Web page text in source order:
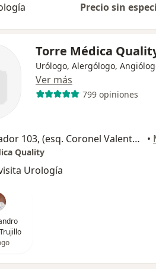
Precio sin
Torre Médica
Urólogo, Alergólogo,
Ver más
799 opiniones
Rep. Ecuador 103, (esq. Coronel Valente Arteaga), Aguascalientes •
Quality
Urología